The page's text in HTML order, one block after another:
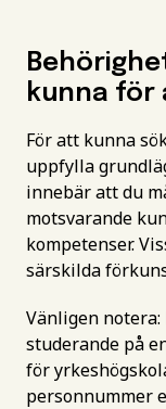
kunna för
För att kunna
uppfylla
innebär att du
motsvarande
kompetenser.
särskilda
Vänligen
studerande på
för
personnummer